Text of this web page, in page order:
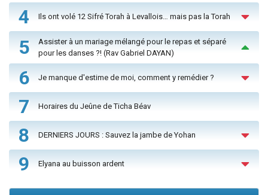
4 Ils ont volé 12 Sifré Torah à Levallois… mais pas la Torah
5
Assister à un mariage mélangé pour le repas et séparé
pour les danses ?! (Rav Gabriel DAYAN)
6 Je manque d'estime de moi, comment y remédier ?
7 Horaires du Jeûne de Ticha Béav
8 DERNIERS JOURS : Sauvez la jambe de Yohan
9 Elyana au buisson ardent